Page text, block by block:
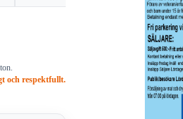
och respektfullt.